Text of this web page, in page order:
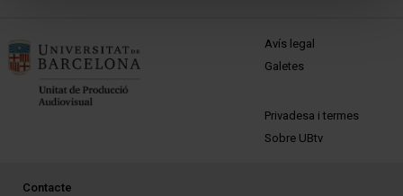
MENÚ PEU 1
Avís legal
Galetes
PEU 2
Privadesa i termes
Sobre UBtv
PEU 3
Contacte